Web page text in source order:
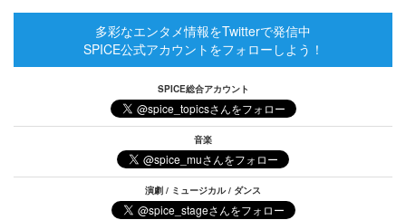
多彩なエンタメ情報をTwitterで発信中
SPICE公式アカウントをフォローしよう！
SPICE総合アカウント
音楽
演劇 / ミュージカル / ダンス